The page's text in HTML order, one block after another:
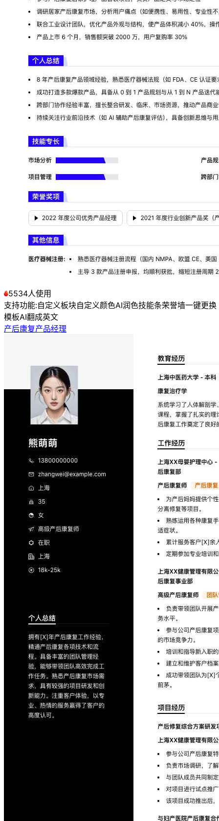
5534人使用
支持功能:自定义板块自定义颜色AI润色技能条荣誉墙一键更换
模板AI翻成英文
产后康复产品经理